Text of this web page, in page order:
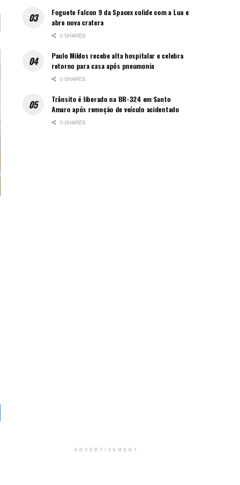
Foguete Falcon 9 da Spacex colide com a Lua e
abre nova cratera
0 SHARES
Paulo Miklos recebe alta hospitalar e celebra
retorno para casa após pneumonia
0 SHARES
Trânsito é liberado na BR-324 em Santo
Amaro após remoção de veículo acidentado
0 SHARES
ADVERTISEMENT